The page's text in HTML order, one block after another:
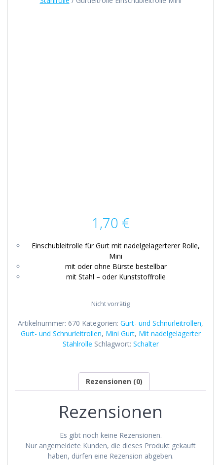
1,70 €
Einschubleitrolle für Gurt mit nadelgelagerterer Rolle,
Mini
mit oder ohne Bürste bestellbar
mit Stahl – oder Kunststoffrolle
Nicht vorrätig
Artikelnummer: 670 Kategorien: Gurt- und Schnurleitrollen,
Gurt- und Schnurleitrollen, Mini Gurt, Mit nadelgelagerter
Stahlrolle Schlagwort: Schalter
Rezensionen (0)
Rezensionen
Es gibt noch keine Rezensionen.
Nur angemeldete Kunden, die dieses Produkt gekauft
haben, dürfen eine Rezension abgeben.